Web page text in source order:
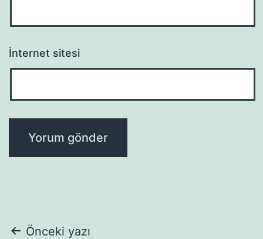
İnternet sitesi
Önceki yazı